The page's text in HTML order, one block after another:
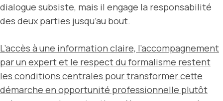
dialogue subsiste, mais il engage la responsabilité
des deux parties jusqu’au bout.
L’accès à une information claire, l’accompagnement
par un expert et le respect du formalisme restent
les conditions centrales pour transformer cette
démarche en opportunité professionnelle plutôt